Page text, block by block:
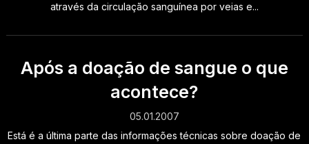
através da circulação sanguínea por veias e...
Após a doação de sangue o que
acontece?
05.01.2007
Está é a última parte das informações técnicas sobre doação de